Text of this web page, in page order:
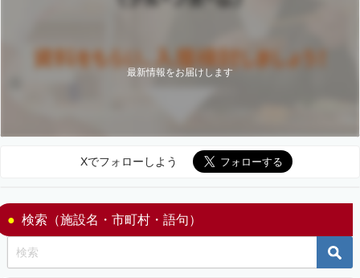
最新情報をお届けします
Xでフォローしよう
検索（施設名・市町村・語句）